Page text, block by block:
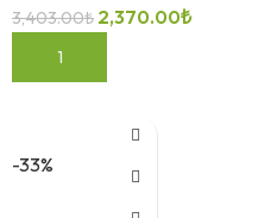
3,403.00₺ 2,370.00₺
SEPETE EKLE
-33%